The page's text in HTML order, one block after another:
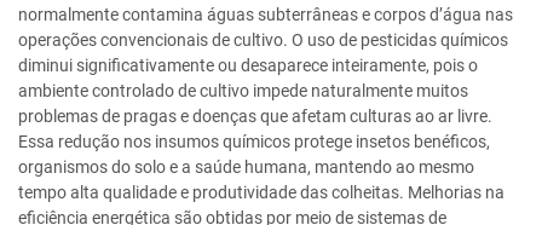
normalmente contamina águas subterrâneas e corpos d’água nas
operações convencionais de cultivo. O uso de pesticidas químicos
diminui significativamente ou desaparece inteiramente, pois o
ambiente controlado de cultivo impede naturalmente muitos
problemas de pragas e doenças que afetam culturas ao ar livre.
Essa redução nos insumos químicos protege insetos benéficos,
organismos do solo e a saúde humana, mantendo ao mesmo
tempo alta qualidade e produtividade das colheitas. Melhorias na
eficiência energética são obtidas por meio de sistemas de